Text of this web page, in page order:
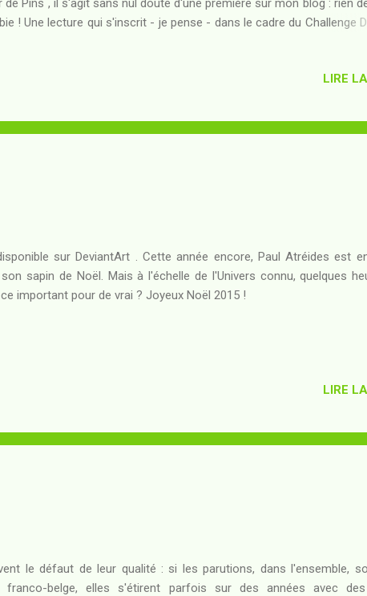
Pins , il s'agit sans nul doute d'une première sur mon blog : rien
! Une lecture qui s'inscrit - je pense - dans le cadre du Challenge
ne s'y font pas de la façon naturelle pour l'espèce humaine :
LIRE
sur DeviantArt . Cette année encore, Paul Atréides est
sapin de Noël. Mais à l'échelle de l'Univers connu, quelques
important pour de vrai ? Joyeux Noël 2015 !
LIRE
le défaut de leur qualité : si les parutions, dans l'ensemble,
franco-belge, elles s'étirent parfois sur des années avec